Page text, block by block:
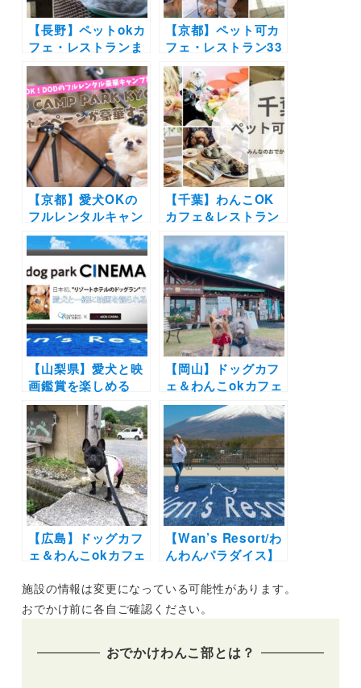
【長野】ペットokカ
フェ・レストランま
とめ30選！| 自然豊
かな景色に包まれて
お蕎麦やピザを愛犬
と楽しもう♪
【京都】ペット可カ
フェ・レストラン33
選！店内OKの和菓
子店やドッグラン付
きのカフェまとめ｜
実際のおでかけレポ
ート付き
【京都】愛犬OKの
フルレンタルキャン
プ場「DOD CAMP
PARK KYOTO」の
秋キャンペーンが豪
華すぎる！！無料ご
招待券が当たるSNS
プレゼント企画もお
見逃しなく
【千葉】わんこOK
カフェ＆レストラン
19選｜ドッグラン併
設店や豪快な海鮮丼
にラーメンも！実際
のおでかけレポをエ
リア別に紹介します
♪
【山梨県】愛犬と映
画鑑賞を楽しめる
「dog park
CINEMA」が
「Wan’s Resort 山
中湖」にて9月9日開
催！dog park無料開
放＆プロカメラマン
のフォトサービスも
【岡山】ドッグカフ
ェ＆わんこokカフェ
の写真レポートまと
め16選 | 倉敷に牛窓
そして蒜山の人気エ
リアの絶景カフェや
牡蠣や海鮮・パンケ
ーキを愛犬と一緒に
♪
【広島】ドッグカフ
ェ＆わんこokカフェ
ース料理や手打ちそ
ばにお好み焼きも！
けレポート写真付き
【Wan’s Resort/わ
んわんパラダイス】
外ドッグランリニュ
ーアルが決定！サイ
真が撮影できるスポ
施設の情報は変更になっている可能性があります。
おでかけ前に各自ご確認ください。
おでかけわんこ部とは？